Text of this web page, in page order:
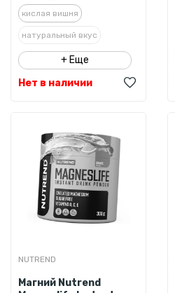
кислая вишня
натуральный вкус
апельсин + Еще
Нет в наличии
NUTREND
Магний Nutrend